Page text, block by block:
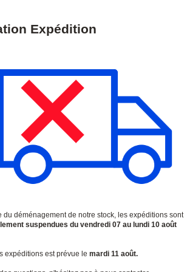
Reprise prévue le